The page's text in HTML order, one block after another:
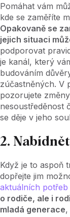
Pomáhat vám
kde se zaměříte
Opakovaně se
jejich situaci
podporovat
je kanál, který
budováním
zúčastněných. V
pozorujete
nesoustředěnost
se děje v jeho
2.
Když je to aspoň
dopřejte jim
aktuálních potřeb
o rodiče, ale i
mladá generace